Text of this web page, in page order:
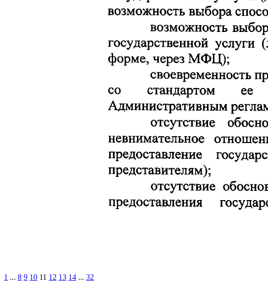
1 ... 8 9 10 11 12 13 14 ... 32